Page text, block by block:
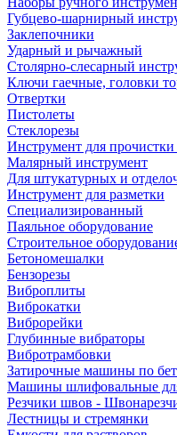
Губцево-шарнирный
Заклепочники
Ударный и рычажный
Столярно-слесарный
Ключи гаечные, головки
Отвертки
Пистолеты
Стеклорезы
Инструмент для прочистки
Малярный инструмент
Для штукатурных и
Инструмент для разметки
Специализированный
Паяльное оборудование
Строительное
Бетономешалки
Бензорезы
Виброплиты
Виброкатки
Виброрейки
Глубинные вибраторы
Вибротрамбовки
Затирочные машины по
Машины шлифовальные
Резчики швов -
Лестницы и стремянки